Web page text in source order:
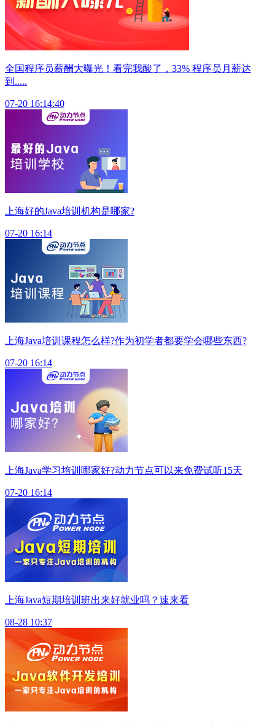
全国程序员薪酬大曝光！看完我酸了，33% 程序员月薪达
到.....
07-20 16:14:40
上海好的Java培训机构是哪家?
07-20 16:14
上海Java培训课程怎么样?作为初学者都要学会哪些东西?
07-20 16:14
上海Java学习培训哪家好?动力节点可以来免费试听15天
07-20 16:14
上海Java短期培训班出来好就业吗？速来看
08-28 10:37